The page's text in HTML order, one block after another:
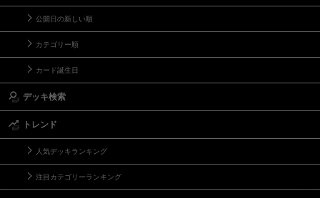
公開日の新しい順
カテゴリー順
カード誕生日
デッキ検索
トレンド
人気デッキランキング
注目カテゴリーランキング